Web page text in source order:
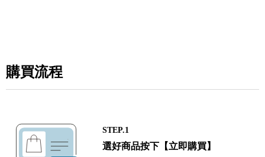
購買流程
STEP.1
選好商品按下【立即購買】